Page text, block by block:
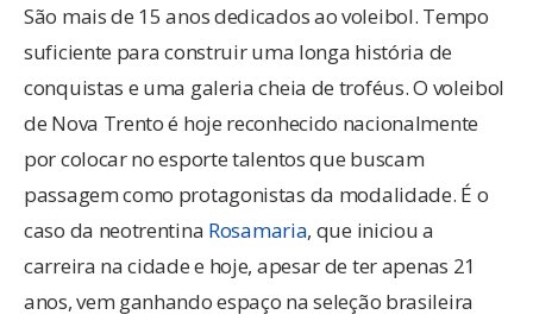
São mais de 15 anos dedicados ao voleibol. Tempo
suficiente para construir uma longa história de
conquistas e uma galeria cheia de troféus. O voleibol
de Nova Trento é hoje reconhecido nacionalmente
por colocar no esporte talentos que buscam
passagem como protagonistas da modalidade. É o
caso da neotrentina Rosamaria, que iniciou a
carreira na cidade e hoje, apesar de ter apenas 21
anos, vem ganhando espaço na seleção brasileira